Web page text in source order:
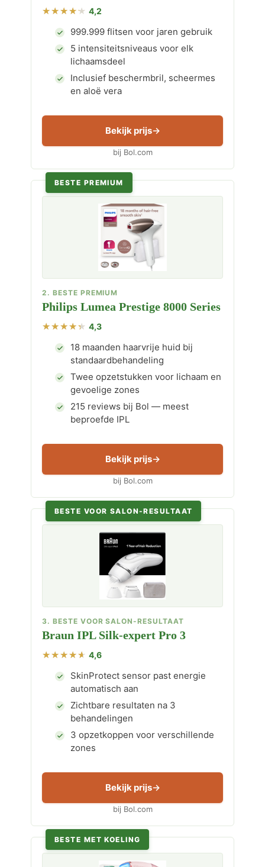
4,2
999.999 flitsen voor jaren gebruik
5 intensiteitsniveaus voor elk
lichaamsdeel
Inclusief beschermbril, scheermes
en aloë vera
Bekijk prijs
bij Bol.com
BESTE PREMIUM
2. BESTE PREMIUM
Philips Lumea Prestige 8000 Series
4,3
18 maanden haarvrije huid bij
standaardbehandeling
Twee opzetstukken voor lichaam en
gevoelige zones
215 reviews bij Bol — meest
beproefde IPL
Bekijk prijs
bij Bol.com
BESTE VOOR SALON-RESULTAAT
3. BESTE VOOR SALON-RESULTAAT
Braun IPL Silk-expert Pro 3
4,6
SkinProtect sensor past energie
automatisch aan
Zichtbare resultaten na 3
behandelingen
3 opzetkoppen voor verschillende
zones
Bekijk prijs
bij Bol.com
BESTE MET KOELING